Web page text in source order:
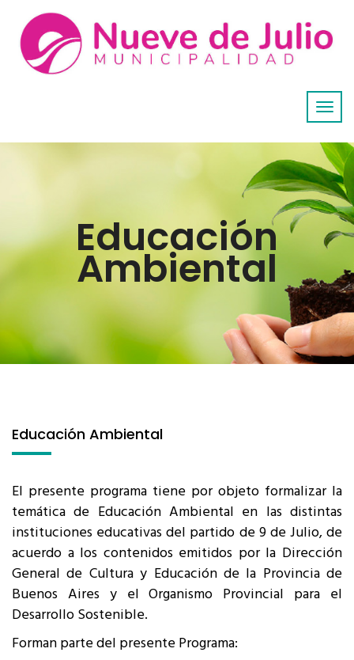
Educación
Ambiental
Educación Ambiental
El presente programa tiene por objeto formalizar la
temática de Educación Ambiental en las distintas
instituciones educativas del partido de 9 de Julio, de
acuerdo a los contenidos emitidos por la Dirección
General de Cultura y Educación de la Provincia de
Buenos Aires y el Organismo Provincial para el
Desarrollo Sostenible.
Forman parte del presente Programa: